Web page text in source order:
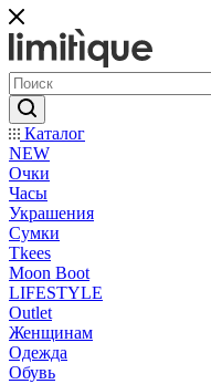
Каталог
NEW
Очки
Часы
Украшения
Сумки
Tkees
Moon Boot
LIFESTYLE
Outlet
Женщинам
Одежда
Обувь